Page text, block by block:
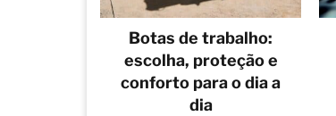
Botas de trabalho:
escolha, proteção e
conforto para o dia a
dia